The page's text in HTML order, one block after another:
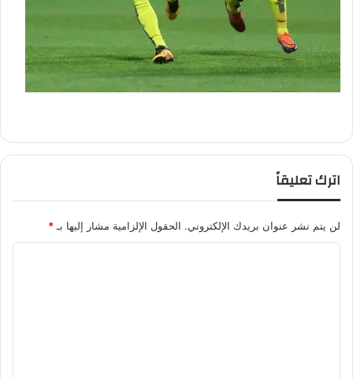
اترك تعليقاً
لن يتم نشر عنوان بريدك الإلكتروني. الحقول الإلزامية مشار إليها بـ *